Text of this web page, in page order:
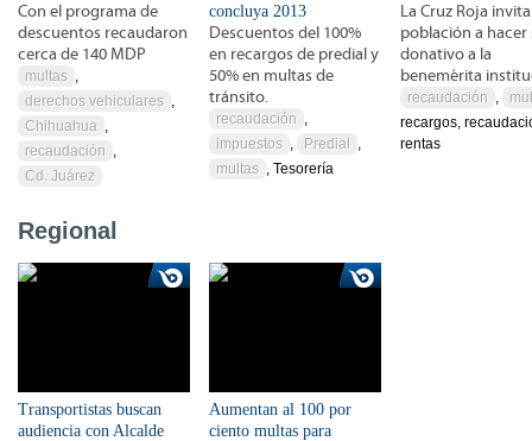
Con el programa de
descuentos recaudaron
cerca de 140 MDP
multas ,
derechos vehiculares ,
Chihuahua ,
recaudación ,
Cd. Juárez
concluya 2013
Descuentos del 100%
en recargos de predial y
50% en multas de
tránsito.
recaudación ,
impuestos , Predial
,
multas , Tesorería
La Cruz Roja
población a hacer
donativo a la
benemérita
recaudación ,
recargos,
rentas
Regional
Transportistas buscan
audiencia con Alcalde
Aumentan al 100 por
ciento multas para